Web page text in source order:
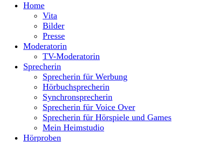
Home
Vita
Bilder
Presse
Moderatorin
TV-Moderatorin
Sprecherin
Sprecherin für Werbung
Hörbuchsprecherin
Synchronsprecherin
Sprecherin für Voice Over
Sprecherin für Hörspiele und Games
Mein Heimstudio
Hörproben